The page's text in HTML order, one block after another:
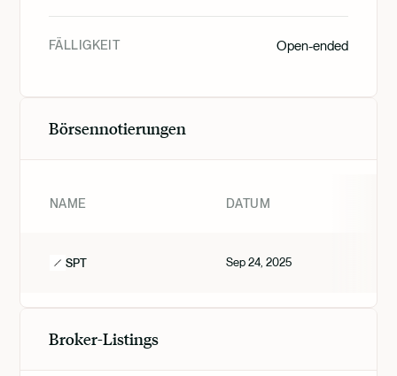
FÄLLIGKEIT Open-ended
Börsennotierungen
NAME DATUM
SPT Sep 24, 2025
Broker-Listings